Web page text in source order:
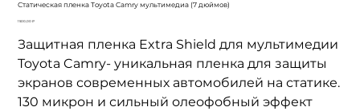
Статическая пленка Toyota Camry мультимедиа (7 дюймов)
Цена
1 500,00 ₽
Защитная пленка Extra Shield для мультимедии
Toyota Camry- уникальная пленка для защиты
экранов современных автомобилей на статике.
130 микрон и сильный олеофобный эффект